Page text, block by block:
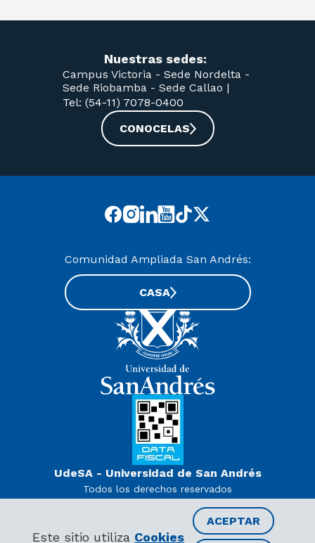
Este sitio utiliza Cookies
ACEPTAR
Nuestras sedes:
Campus Victoria - Sede Nordelta -
Sede Riobamba - Sede Callao |
Tel: (54-11) 7078-0400
CONOCELAS
UdeSA - Universidad de San Andrés
Todos los derechos reservados
Decreto PEN 978/07
Comunidad Ampliada San Andrés:
CASA